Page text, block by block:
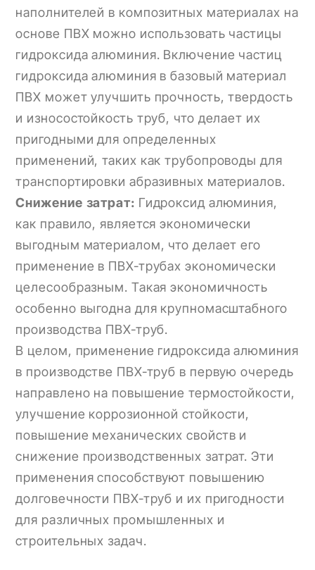
наполнителей в композитных материалах на
основе ПВХ можно использовать частицы
гидроксида алюминия. Включение частиц
гидроксида алюминия в базовый материал
ПВХ может улучшить прочность, твердость
и износостойкость труб, что делает их
пригодными для определенных
применений, таких как трубопроводы для
транспортировки абразивных материалов.
Снижение затрат: Гидроксид алюминия,
как правило, является экономически
выгодным материалом, что делает его
применение в ПВХ-трубах экономически
целесообразным. Такая экономичность
особенно выгодна для крупномасштабного
производства ПВХ-труб.
В целом, применение гидроксида алюминия
в производстве ПВХ-труб в первую очередь
направлено на повышение термостойкости,
улучшение коррозионной стойкости,
повышение механических свойств и
снижение производственных затрат. Эти
применения способствуют повышению
долговечности ПВХ-труб и их пригодности
для различных промышленных и
строительных задач.